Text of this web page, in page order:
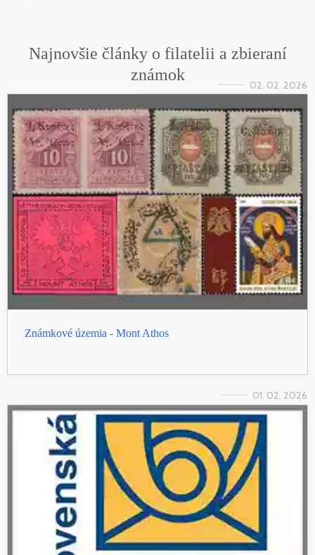
Najnovšie články o filatelii a zbieraní
známok
02. 02. 2026
Známkové územia - Mont Athos
01. 02. 2026